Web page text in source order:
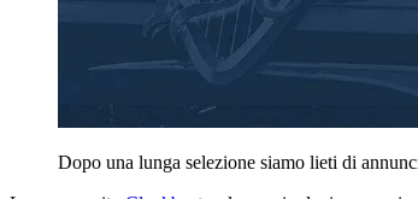
Dopo una lunga selezione siamo lieti di